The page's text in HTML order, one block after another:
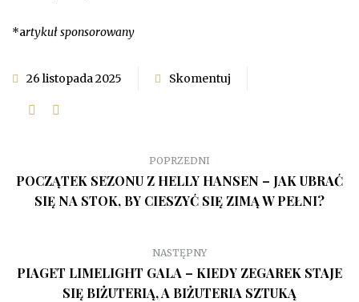
*artykuł sponsorowany
26 listopada 2025 Skomentuj
POPRZEDNI
POCZĄTEK SEZONU Z HELLY HANSEN – JAK UBRAĆ
SIĘ NA STOK, BY CIESZYĆ SIĘ ZIMĄ W PEŁNI?
NASTĘPNY
PIAGET LIMELIGHT GALA – KIEDY ZEGAREK STAJE
SIĘ BIŻUTERIĄ, A BIŻUTERIA SZTUKĄ